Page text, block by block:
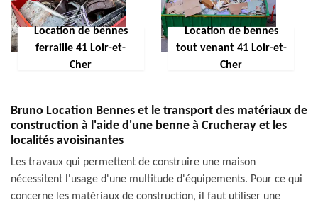
Location de bennes
ferraille 41 Loir-et-
Cher
Location de bennes
tout venant 41 Loir-et-
Cher
Bruno Location Bennes et le transport des matériaux de
construction à l'aide d'une benne à Crucheray et les
localités avoisinantes
Les travaux qui permettent de construire une maison
nécessitent l'usage d'une multitude d'équipements. Pour ce qui
concerne les matériaux de construction, il faut utiliser une